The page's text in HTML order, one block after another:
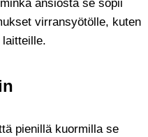
ansiosta se sopii
virransyötölle, kuten
pienillä kuormilla se